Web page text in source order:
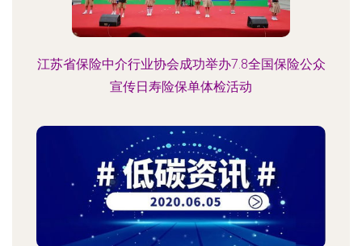
江苏省保险中介行业协会成功举办7.8全国保险公众
宣传日寿险保单体检活动